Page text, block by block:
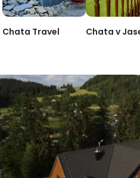
Chata Travel Chata v